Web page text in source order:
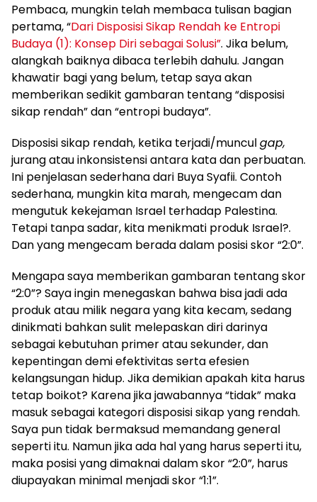
Pembaca, mungkin telah membaca tulisan bagian
pertama, “Dari Disposisi Sikap Rendah ke Entropi
Budaya (1): Konsep Diri sebagai Solusi”. Jika belum,
alangkah baiknya dibaca terlebih dahulu. Jangan
khawatir bagi yang belum, tetap saya akan
memberikan sedikit gambaran tentang “disposisi
sikap rendah” dan “entropi budaya”.
Disposisi sikap rendah, ketika terjadi/munculgap,
jurang atau inkonsistensi antara kata dan perbuatan.
Ini penjelasan sederhana dari Buya Syafii. Contoh
sederhana, mungkin kita marah, mengecam dan
mengutuk kekejaman Israel terhadap Palestina.
Tetapi tanpa sadar, kita menikmati produk Israel?.
Dan yang mengecam berada dalam posisi skor “2:0”.
Mengapa saya memberikan gambaran tentang skor
“2:0”? Saya ingin menegaskan bahwa bisa jadi ada
produk atau milik negara yang kita kecam, sedang
dinikmati bahkan sulit melepaskan diri darinya
sebagai kebutuhan primer atau sekunder, dan
kepentingan demi efektivitas serta efesien
kelangsungan hidup. Jika demikian apakah kita harus
tetap boikot? Karena jika jawabannya “tidak” maka
masuk sebagai kategori disposisi sikap yang rendah.
Saya pun tidak bermaksud memandang general
seperti itu. Namun jika ada hal yang harus seperti itu,
maka posisi yang dimaknai dalam skor “2:0”, harus
diupayakan minimal menjadi skor “1:1”.